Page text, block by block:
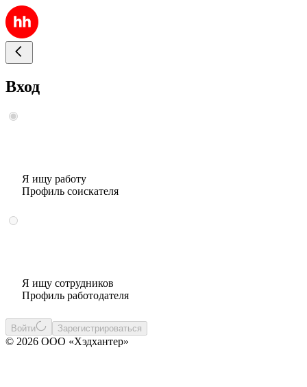
Вход
Я ищу работу
Профиль соискателя
Я ищу сотрудников
Профиль работодателя
Войти Зарегистрироваться
© 2026 ООО «Хэдхантер»